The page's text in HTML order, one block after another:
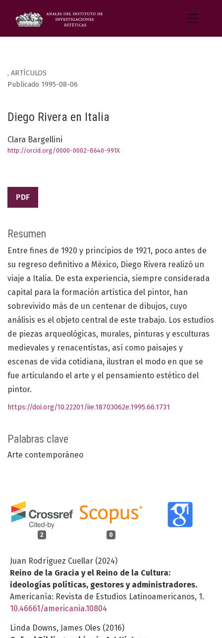
, ARTÍCULOS
Diego Rivera en Italia
Publicado 1995-08-06
Clara Bargellini
http://orcid.org/0000-0002-8640-991X
PDF
Palabras clave
Arte contemporáneo
2 0
Juan Rodríguez Cuellar (2024)
Reino de la Gracia y el Reino de la Cultura:
ideologías políticas, gestores y administradores.
Americanía: Revista de Estudios Latinoamericanos, 1.
10.46661/americania.10804
Linda Downs, James Oles (2016)
Resumen
Entre fines de 1920 y principios de 1921, poco antes de
su regreso definitivo a México, Diego Rivera realizó un
viaje a Italia. De esta experiencia, siempre considerada
capital para la formación artística del pintor, han
sobrevivido más de un centenar de dibujos, cuyo
análisis es el objeto central de este trabajo. Los estudios
de piezas arqueológicas, murales, pinturas y esculturas
medievales y renacentistas, así como paisajes y
escenas de vida cotidiana, ilustran el modo en que se
fue articulando el arte y el pensamiento estético del
pintor.
https://doi.org/10.22201/iie.18703062e.1995.66.1731